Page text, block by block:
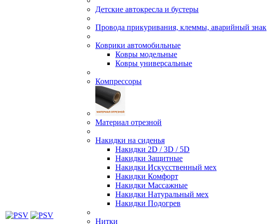
Детские автокресла и бустеры
Провода прикуривания, клеммы, аварийный знак
Коврики автомобильные
Ковры модельные
Ковры универсальные
Компрессоры
Материал отрезной
Накидки на сиденья
Накидки 2D / 3D / 5D
Накидки Защитные
Накидки Искусственный мех
Накидки Комфорт
Накидки Массажные
Накидки Натуральный мех
Накидки Подогрев
Нитки